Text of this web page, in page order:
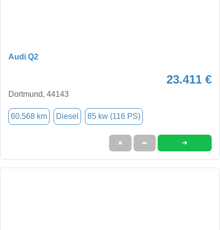
Audi Q2
23.411 €
Dortmund, 44143
60.568 km Diesel 85 kw (116 PS)
★ ➦ ➜